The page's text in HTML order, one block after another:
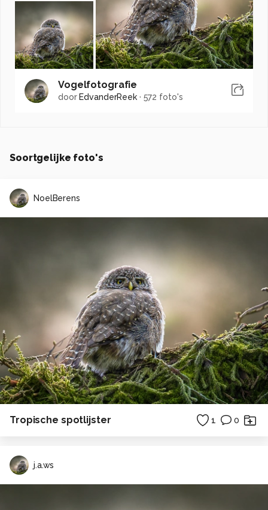
Vogelfotografie
door EdvanderReek· 572 foto's
Soortgelijke foto's
NoelBerens
Tropische spotlijster 1 0
j.a.ws